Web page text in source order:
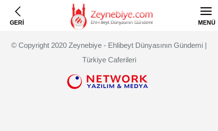
GERİ MENÜ
© Copyright 2020 Zeynebiye - Ehlibeyt Dünyasının Gündemi |
Türkiye Caferileri